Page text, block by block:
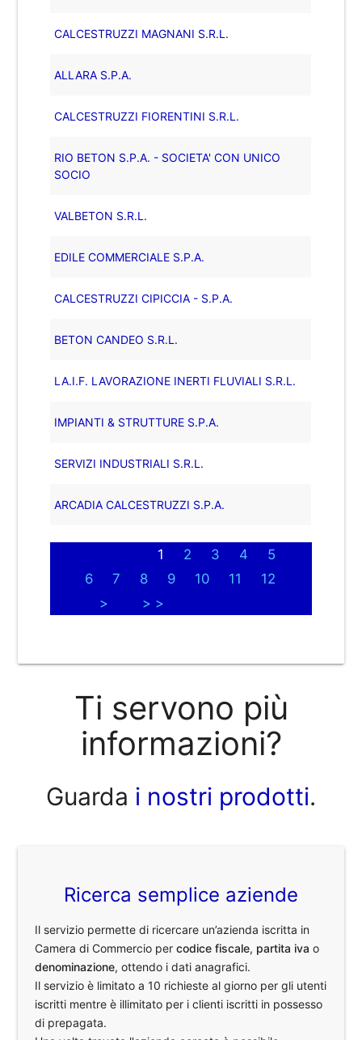
CALCESTRUZZI MAGNANI S.R.L.
ALLARA S.P.A.
CALCESTRUZZI FIORENTINI S.R.L.
RIO BETON S.P.A. - SOCIETA' CON UNICO
SOCIO
VALBETON S.R.L.
EDILE COMMERCIALE S.P.A.
CALCESTRUZZI CIPICCIA - S.P.A.
BETON CANDEO S.R.L.
LA.I.F. LAVORAZIONE INERTI FLUVIALI S.R.L.
IMPIANTI & STRUTTURE S.P.A.
SERVIZI INDUSTRIALI S.R.L.
ARCADIA CALCESTRUZZI S.P.A.
1 2 3 4
5
6
7 8 9 10 11
12
>
> >
Ti servono più
informazioni?
Guarda i nostri prodotti.
Ricerca semplice aziende
Il servizio permette di ricercare un’azienda iscritta in
Camera di Commercio percodice fiscale, partita iva o
denominazione, ottendo i dati anagrafici.
Il servizio è limitato a 10 richieste al giorno per gli utenti
iscritti mentre è illimitato per i clienti iscritti in possesso
di prepagata.